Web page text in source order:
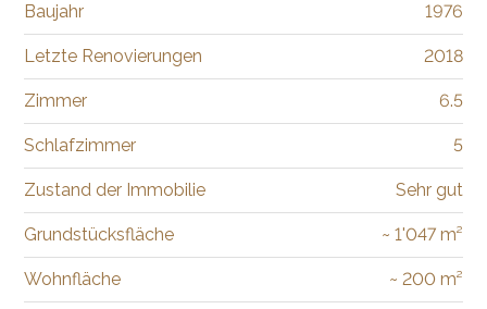
Baujahr 1976
Letzte Renovierungen 2018
Zimmer 6.5
Schlafzimmer 5
Zustand der Immobilie Sehr gut
Grundstücksfläche ~ 1'047 m²
Wohnfläche ~ 200 m²